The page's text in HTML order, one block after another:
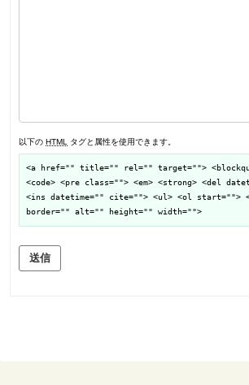
以下の HTML タグと属性を使用できます。
<a href="" title="" rel="" target="">
<code> <pre class=""> <em> <strong> <del
<ins datetime="" cite=""> <ul> <ol start="">
border="" alt="" height="" width="">
送信